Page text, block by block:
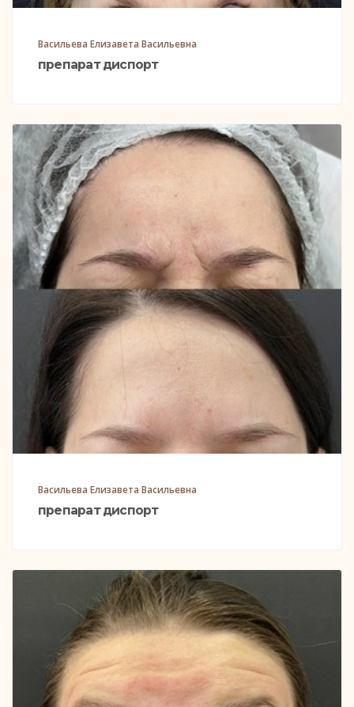
Васильева Елизавета Васильевна
препарат диспорт
Васильева Елизавета Васильевна
препарат диспорт